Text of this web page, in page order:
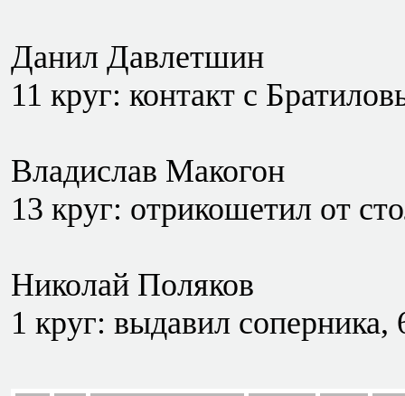
Данил Давлетшин
11 круг: контакт с
Владислав Макогон
13 круг: отрикошетил от
Николай Поляков
1 круг: выдавил соперника,